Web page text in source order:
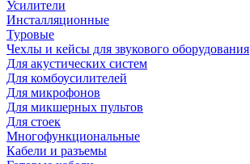
Усилители
Инсталляционные
Туровые
Чехлы и кейсы для звукового оборудования
Для акустических систем
Для комбоусилителей
Для микрофонов
Для микшерных пультов
Для стоек
Многофункциональные
Кабели и разъемы